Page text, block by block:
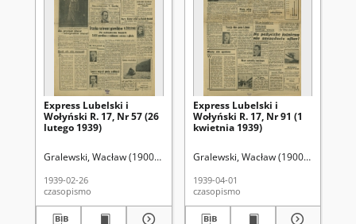
Express Lubelski i
Wołyński R. 17, Nr 57 (26
lutego 1939)
Gralewski, Wacław (1900-1972). Red.
1939-02-26
czasopismo
Express Lubelski i
Wołyński R. 17, Nr 91 (1
kwietnia 1939)
Gralewski, Wacław (1900-1972). Red.
1939-04-01
czasopismo